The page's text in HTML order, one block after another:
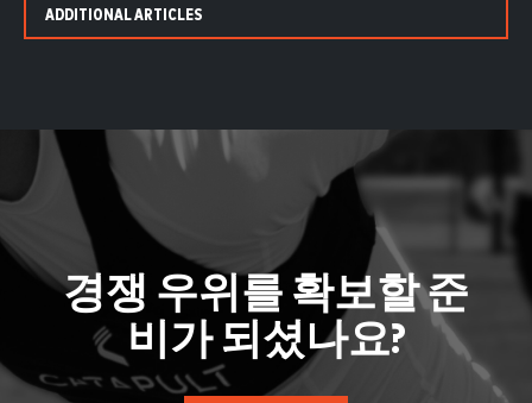
ADDITIONAL ARTICLES
경쟁 우위를 확보할 준
비가 되셨나요?